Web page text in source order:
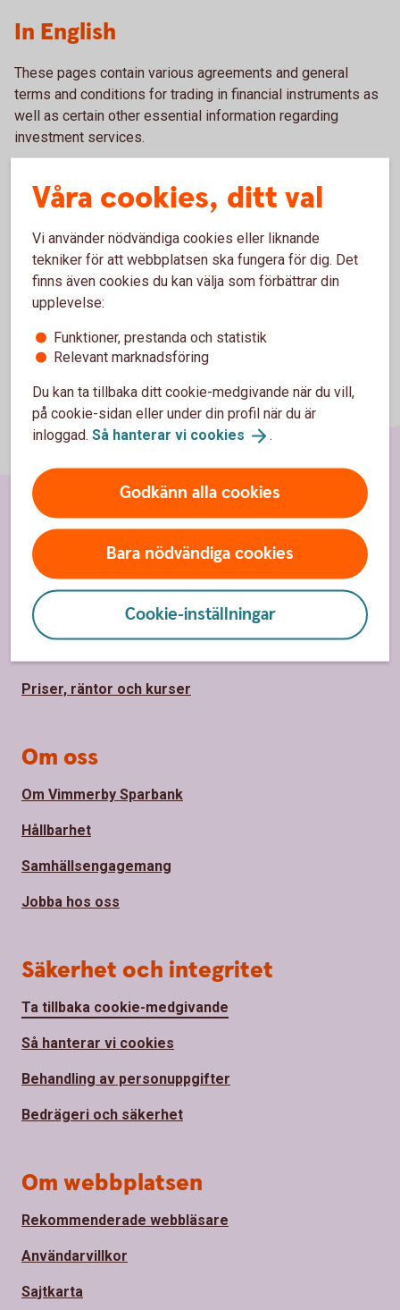
In English
These pages contain various agreements and general
terms and conditions for trading in financial instruments as
well as certain other essential information regarding
investment services.
savings bank.
Agreements and general terms – clients of
Swedbank's branch in Norway
Våra cookies, ditt val
Vi använder nödvändiga cookies eller liknande
tekniker för att webbplatsen ska fungera för dig. Det
finns även cookies du kan välja som förbättrar din
upplevelse:
Funktioner, prestanda och statistik
Relevant marknadsföring
Du kan ta tillbaka ditt cookie-medgivande när du vill,
på cookie-sidan eller under din profil när du är
inloggad. Så hanterar vi cookies .
Godkänn alla cookies
Bara nödvändiga cookies
Cookie-inställningar
Sidfot
Hitta snabbt
Bli kund
Kontakta oss
Priser, räntor och kurser
Om oss
Om Vimmerby Sparbank
Hållbarhet
Samhällsengagemang
Jobba hos oss
Säkerhet och integritet
Ta tillbaka cookie-medgivande
Så hanterar vi cookies
Behandling av personuppgifter
Bedrägeri och säkerhet
Om webbplatsen
Rekommenderade webbläsare
Användarvillkor
Sajtkarta